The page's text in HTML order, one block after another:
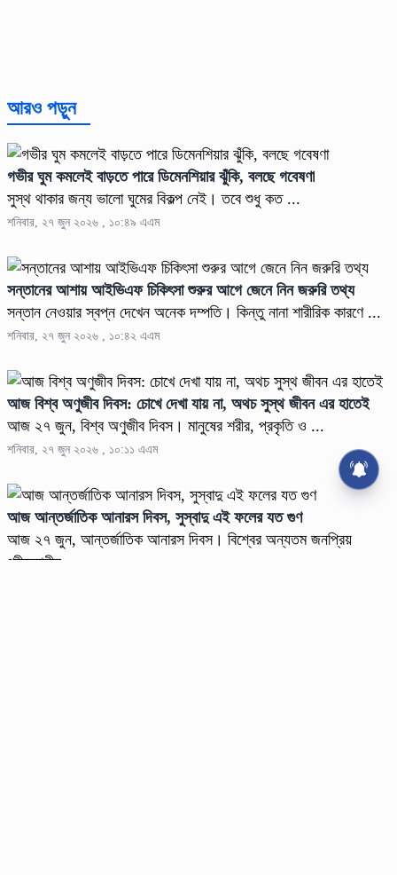
আরও পড়ুন
গভীর ঘুম কমলেই বাড়তে পারে ডিমেনশিয়ার ঝুঁকি, বলছে গবেষণা
সুস্থ থাকার জন্য ভালো ঘুমের বিকল্প নেই। তবে শুধু কত ...
শনিবার, ২৭ জুন ২০২৬ , ১০:৪৯ এএম
সন্তানের আশায় আইভিএফ চিকিৎসা শুরুর আগে জেনে নিন জরুরি তথ্য
সন্তান নেওয়ার স্বপ্ন দেখেন অনেক দম্পতি। কিন্তু নানা শারীরিক কারণে ...
শনিবার, ২৭ জুন ২০২৬ , ১০:৪২ এএম
আজ বিশ্ব অণুজীব দিবস: চোখে দেখা যায় না, অথচ সুস্থ জীবন এর হাতেই
আজ ২৭ জুন, বিশ্ব অণুজীব দিবস। মানুষের শরীর, প্রকৃতি ও ...
শনিবার, ২৭ জুন ২০২৬ , ১০:১১ এএম
আজ আন্তর্জাতিক আনারস দিবস, সুস্বাদু এই ফলের যত গুণ
আজ ২৭ জুন, আন্তর্জাতিক আনারস দিবস। বিশ্বের অন্যতম জনপ্রিয়
গ্রীষ্মকালীন ...